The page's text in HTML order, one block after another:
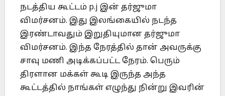
நடத்திய கூட்டம் p.j இன் தர்ஜுமா
விமர்சனம். இது இலங்கையில் நடந்த
இரண்டாவதும் இறுதியுமான தர்ஜுமா
விமர்சனம். இந்த நேரத்தில் தான் அவருக்கு
சாவு மணி அடிக்கப்பட்ட நேரம். பெரும்
திரளான மக்கள் கூடி இருந்த அந்த
கூட்டத்தில் நாங்கள் எழுந்து நின்று இவரின்